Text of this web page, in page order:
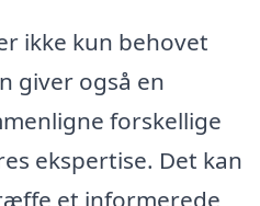
ikke kun behovet
giver også en
forskellige
ekspertise. Det kan
et informerede